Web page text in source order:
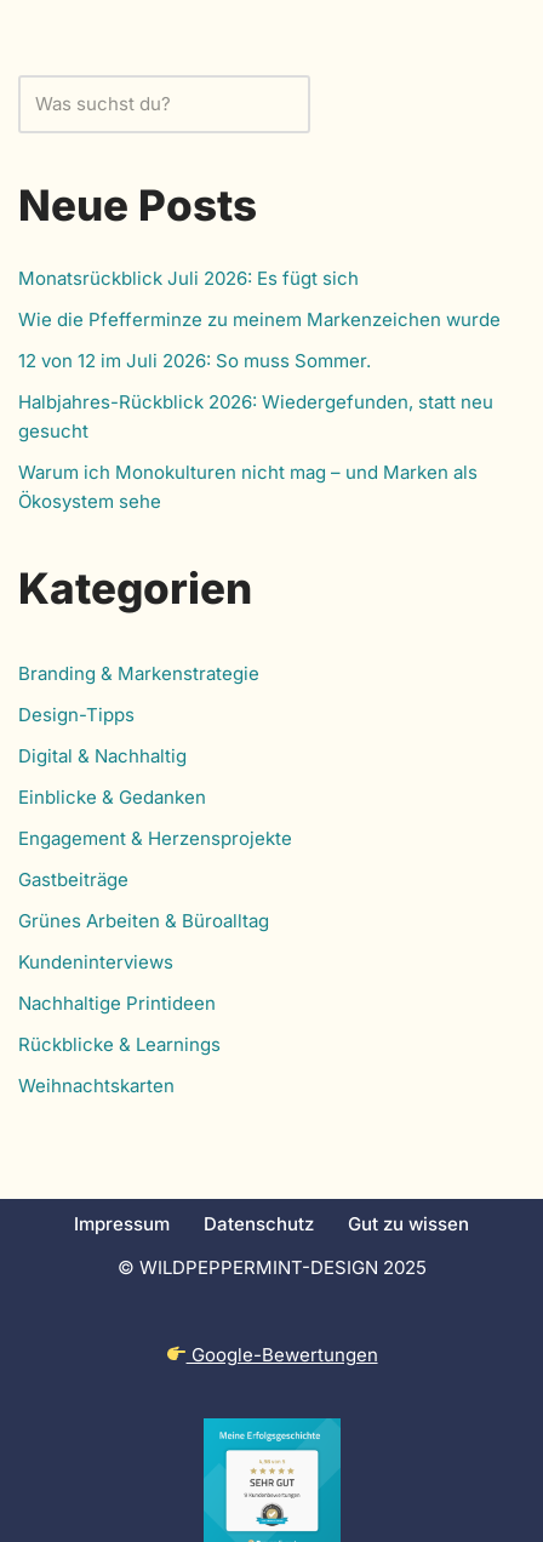
Neue Posts
Monatsrückblick Juli 2026: Es fügt sich
Wie die Pfefferminze zu meinem Markenzeichen wurde
12 von 12 im Juli 2026: So muss Sommer.
Halbjahres-Rückblick 2026: Wiedergefunden, statt neu
gesucht
Warum ich Monokulturen nicht mag – und Marken als
Ökosystem sehe
Kategorien
Branding & Markenstrategie
Design-Tipps
Digital & Nachhaltig
Einblicke & Gedanken
Engagement & Herzensprojekte
Gastbeiträge
Grünes Arbeiten & Büroalltag
Kundeninterviews
Nachhaltige Printideen
Rückblicke & Learnings
Weihnachtskarten
Impressum Datenschutz
Gut zu wissen
© WILDPEPPERMINT-DESIGN 2025
Google-Bewertungen